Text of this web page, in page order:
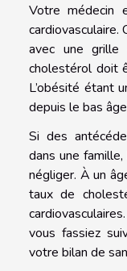
Votre médecin
cardiovasculaire.
avec une grille
cholestérol doit
L’obésité étant
depuis le bas
Si des
dans une famille,
négliger. À un
taux de
vous fassiez
votre bilan de